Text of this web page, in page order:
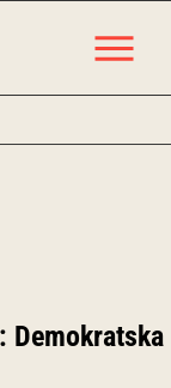
Demokratska